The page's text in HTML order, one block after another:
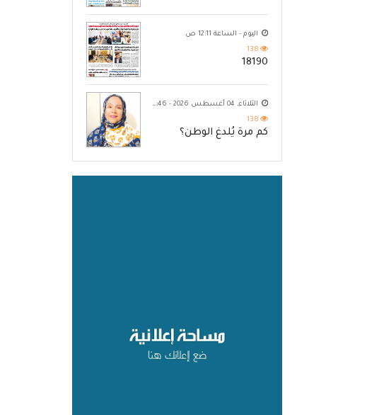
اليوم - الساعة 12:11 ص
138
18190
الثلاثاء, 04 أغسطس 2026 - 10:46 م
138
كم مرة يُلدغ الوطن؟